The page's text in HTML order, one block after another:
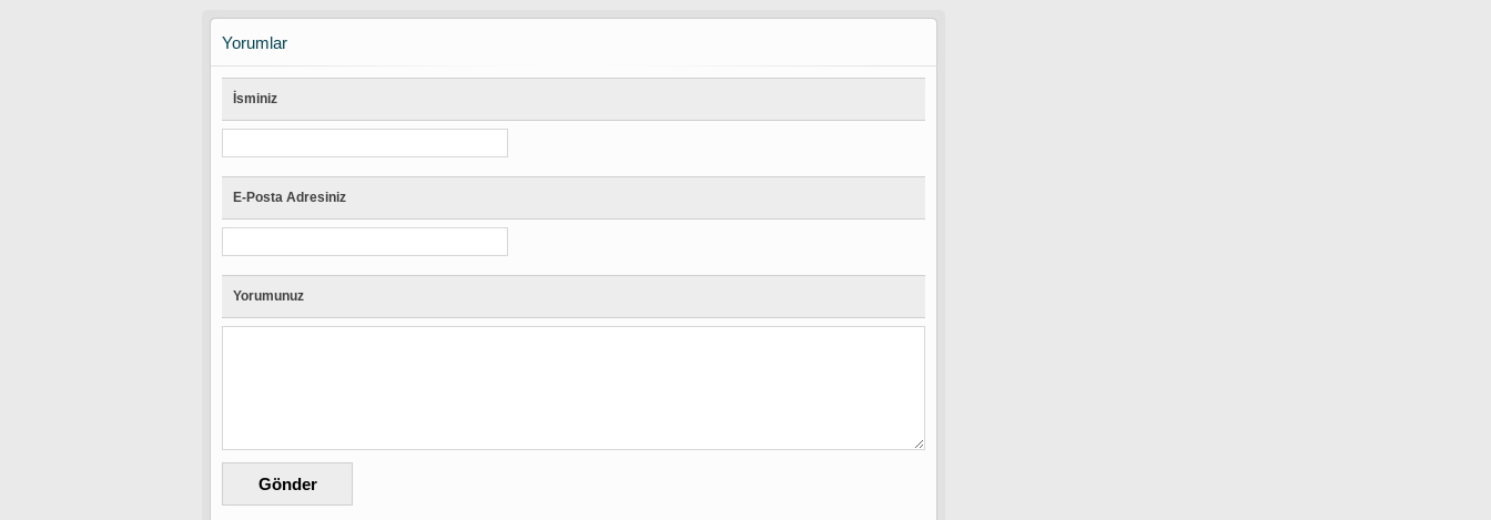
Yorumlar
İsminiz
E-Posta Adresiniz
Yorumunuz